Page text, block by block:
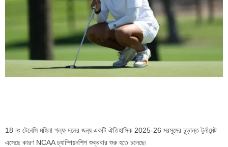
18 নং টেনেসি মহিলা গল্ফ দলের জন্য একটি ঐতিহাসিক 2025-26 মরসুমের চূড়ান্ত টুর্নামেন্ট
এসেছে কারণ NCAA চ্যাম্পিয়নশিপ শুক্রবার শুরু হতে চলেছে৷